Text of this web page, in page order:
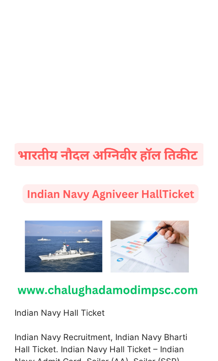
Indian Navy Hall Ticket
Indian Navy Recruitment, Indian Navy Bharti
Hall Ticket. Indian Navy Hall Ticket – Indian